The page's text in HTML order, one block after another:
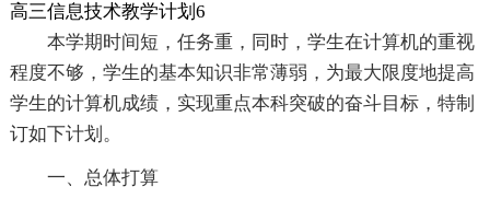
高三信息技术教学计划6
本学期时间短，任务重，同时，学生在计算机的重视
程度不够，学生的基本知识非常薄弱，为最大限度地提高
学生的计算机成绩，实现重点本科突破的奋斗目标，特制
订如下计划。
一、总体打算